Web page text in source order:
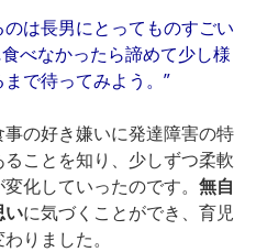
は長男にとってものすごい
べなかったら諦めて少し様
で待ってみよう。”
の好き嫌いに発達障害の特
ことを知り、少しずつ柔軟
化していったのです。 無自
いに気づくことができ、育児
りました。